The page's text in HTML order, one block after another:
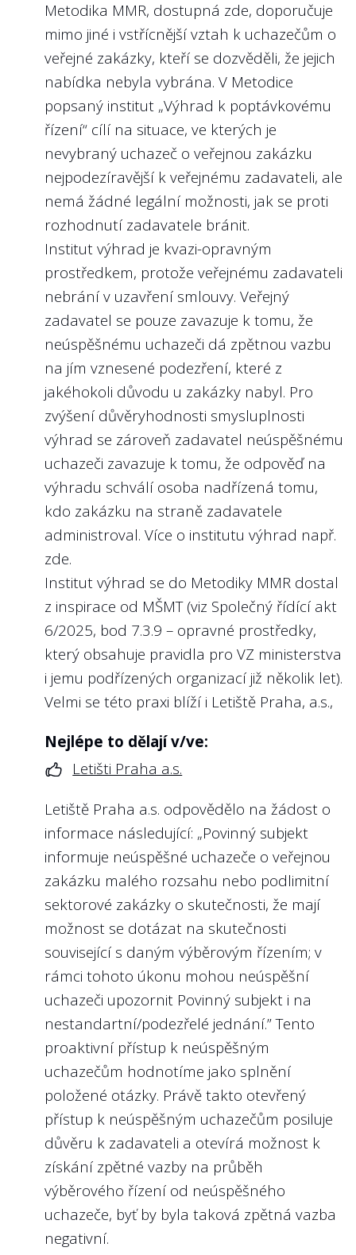
výkon managementu státní firmy?
Obzvláště v situaci, kdy u státních firem
nebývá zisk zdaleka jediným ukazatelem
výkonnosti managementu, protože státní
firmy naplňují i různé strategické zájmy
státu. Vlastník (stát) musí managementům
státních firem dávat konkrétní, měřitelné a
ambiciózní cíle, aby byl veřejný majetek
spravován maximálně efektivně.
Nejlépe to dělají v/ve:
Českých drahách, a.s.
Jsou na webu státní firmy nebo v její
výroční zprávě zveřejněny plány
výkonnostních kritérií (KPI - key
performance indicators) jako tržby, zisk
či nefinanční ukazatele týkající se
předmětu podnikání státní firmy na rok
2024 nebo 2025?
Doporučení:
Není důvod, aby KPI managementu nebyly
zveřejňovány. Veřejnost má právo vědět,
jaké jsou cíle managementu a jak cíle plní.
Nejlépe to dělají v/ve:
Správě železnic, s.o.
Vyhodnocuje státní firma na webu nebo
výkonnostních kritérií (KPIs) jako tržby,
zisk či ukazatele týkající se předmětu
podnikání státní firmy zpětně za
předcházející rok?
Doporučení:
V případě, že management selhává, má
veřejnost působit na politickou
reprezentaci, aby neblahý stav napravila.
Opačně i pro management státních firem,
který naplňuje stanovená KPI, je zveřejnění
dosažených hodnot obranou před
případným politickým tlakem nebo
odvoláním ze zástupných důvodů.
Nejlépe to dělají v/ve:
Správě železnic, s.o.
povinnost zveřejnit i další svá angažmá v
jiných právnických osobách. Z našeho
pohledu jde o standard, který by měl být
následován i u státních firem. Není třeba
jakékoli angažování manažerů státních
firem omezovat nad rámec zákona o
obchodních korporacích, ale protože
přeneseně manažeři nakládají se státními
prostředky, měla by veřejnost mít
informace i o takových angažmá
manažerů, která se neevidují ani ve
veřejných rejstřících – např. majetkové
podíly v obchodních korporacích, členství
ve spolcích, sportovních klubech,
kulturních institucích nebo členství v
politických orgánech. Tato angažmá by měli
členové managementu zveřejňovat na
webu státní firmy.
Angažmá v jiných společnostech je snadno
dohledatelné u členů představenstva i
dozorčí rady např. u soukromé banky
MONETA Money Bank, a.s.
U státních firem podléhajících regulaci ČNB
jsou tyto údaje poměrně obtížně
dohledatelné, viz hodnocení Národní
rozvojová banka, a.s., Česká exportní
banka, a.s., Exportní garanční a pojišťovací
společnost, a.s.
Jsou na webu státní firmy zveřejněny
profesní životopisy všech členů
alespoň informace o dosaženém
vzdělání a předchozím zaměstnání?
Doporučení:
Stejně jako u členů představenstva by i
členové kontrolních orgánů (typicky
dozorčí rady) měli mít na webu snadno
dohledatelný alespoň stručný životopis.
Předně jde o zástupce vlastníka (v
přeneseném smyslu zástupce veřejnosti),
kteří dohlíží na výkon funkce členů
managementu. Jejich profesní životopis by
tedy měl odpovídat důležitosti a nárokům
na takové funkce.
Právě u členů dozorčích rad se skloňuje
pojem „politická trafika“. Z našeho pohledu
není problematické napojení člena
kontrolního orgánu na konkrétní politickou
stranu. U státních firem je za výběr členů
kontrolního výboru (mimo zástupce
Metodika MMR, dostupná zde, doporučuje
mimo jiné i vstřícnější vztah k uchazečům o
veřejné zakázky, kteří se dozvěděli, že jejich
nabídka nebyla vybrána. V Metodice
popsaný institut „Výhrad k poptávkovému
řízení“ cílí na situace, ve kterých je
nevybraný uchazeč o veřejnou zakázku
nejpodezíravější k veřejnému zadavateli, ale
nemá žádné legální možnosti, jak se proti
rozhodnutí zadavatele bránit.
Institut výhrad je kvazi-opravným
prostředkem, protože veřejnému zadavateli
nebrání v uzavření smlouvy. Veřejný
zadavatel se pouze zavazuje k tomu, že
neúspěšnému uchazeči dá zpětnou vazbu
na jím vznesené podezření, které z
jakéhokoli důvodu u zakázky nabyl. Pro
zvýšení důvěryhodnosti smysluplnosti
výhrad se zároveň zadavatel neúspěšnému
uchazeči zavazuje k tomu, že odpověď na
výhradu schválí osoba nadřízená tomu,
kdo zakázku na straně zadavatele
administroval. Více o institutu výhrad např.
zde.
Institut výhrad se do Metodiky MMR dostal
z inspirace od MŠMT (viz Společný řídící akt
6/2025, bod 7.3.9 – opravné prostředky,
který obsahuje pravidla pro VZ ministerstva
i jemu podřízených organizací již několik let).
Velmi se této praxi blíží i Letiště Praha, a.s.,
Nejlépe to dělají v/ve:
Letišti Praha a.s.
Letiště Praha a.s. odpovědělo na žádost o
informace následující: „Povinný subjekt
informuje neúspěšné uchazeče o veřejnou
zakázku malého rozsahu nebo podlimitní
sektorové zakázky o skutečnosti, že mají
možnost se dotázat na skutečnosti
související s daným výběrovým řízením; v
rámci tohoto úkonu mohou neúspěšní
uchazeči upozornit Povinný subjekt i na
nestandartní/podezřelé jednání.” Tento
proaktivní přístup k neúspěšným
uchazečům hodnotíme jako splnění
položené otázky. Právě takto otevřený
přístup k neúspěšným uchazečům posiluje
důvěru k zadavateli a otevírá možnost k
získání zpětné vazby na průběh
výběrového řízení od neúspěšného
uchazeče, byť by byla taková zpětná vazba
negativní.